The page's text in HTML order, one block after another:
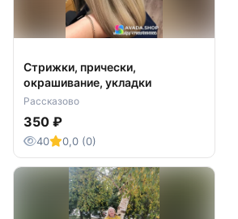
Стрижки, прически,
окрашивание, укладки
Рассказово
350 ₽
40 0,0 (0)